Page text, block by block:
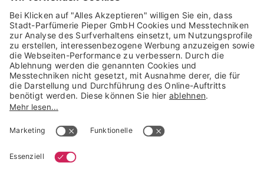
Trusted Shops Mitglied seit 2010
* unverbindliche Preisempfehlung der Verbundgruppe beauty alliance